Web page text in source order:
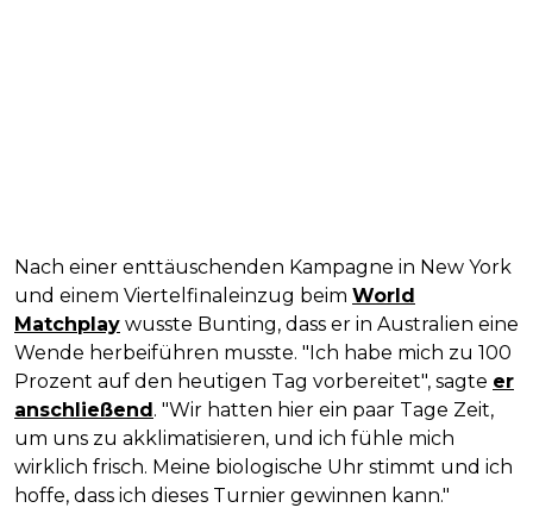
Nach einer enttäuschenden Kampagne in New York
und einem Viertelfinaleinzug beim World
Matchplay wusste Bunting, dass er in Australien eine
Wende herbeiführen musste. "Ich habe mich zu 100
Prozent auf den heutigen Tag vorbereitet", sagte er
anschließend . "Wir hatten hier ein paar Tage Zeit,
um uns zu akklimatisieren, und ich fühle mich
wirklich frisch. Meine biologische Uhr stimmt und ich
hoffe, dass ich dieses Turnier gewinnen kann."